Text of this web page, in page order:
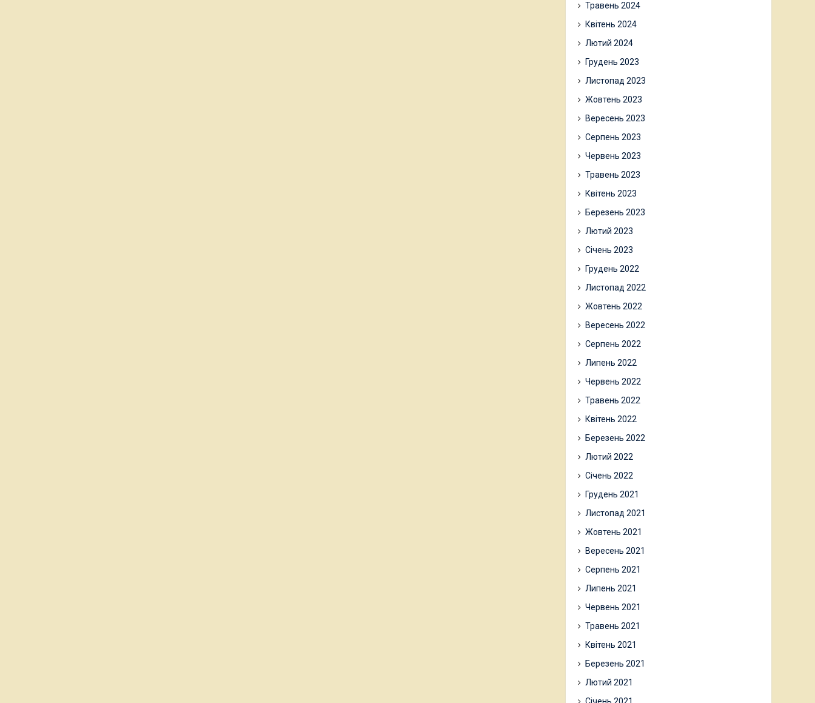
Травень 2024
Квітень 2024
Лютий 2024
Грудень 2023
Листопад 2023
Жовтень 2023
Вересень 2023
Серпень 2023
Червень 2023
Травень 2023
Квітень 2023
Березень 2023
Лютий 2023
Січень 2023
Грудень 2022
Листопад 2022
Жовтень 2022
Вересень 2022
Серпень 2022
Липень 2022
Червень 2022
Травень 2022
Квітень 2022
Березень 2022
Лютий 2022
Січень 2022
Грудень 2021
Листопад 2021
Жовтень 2021
Вересень 2021
Серпень 2021
Липень 2021
Червень 2021
Травень 2021
Квітень 2021
Березень 2021
Лютий 2021